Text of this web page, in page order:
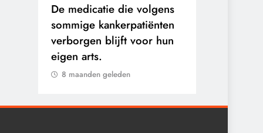
De medicatie die volgens
sommige kankerpatiënten
verborgen blijft voor hun
eigen arts.
8 maanden geleden